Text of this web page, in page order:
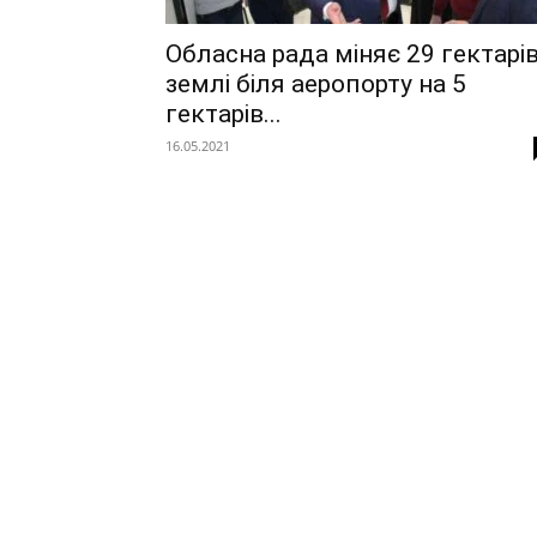
Обласна рада міняє 29
землі біля аеропорту на 5
гектарів...
16.05.2021